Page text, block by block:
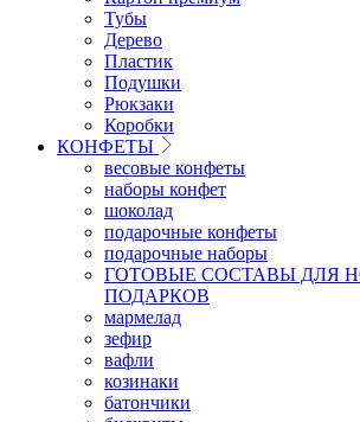
Тубы
Дерево
Пластик
Подушки
Рюкзаки
Коробки
КОНФЕТЫ
весовые конфеты
наборы конфет
шоколад
подарочные конфеты
подарочные наборы
ГОТОВЫЕ СОСТАВЫ ДЛЯ
ПОДАРКОВ
мармелад
зефир
вафли
козинаки
батончики